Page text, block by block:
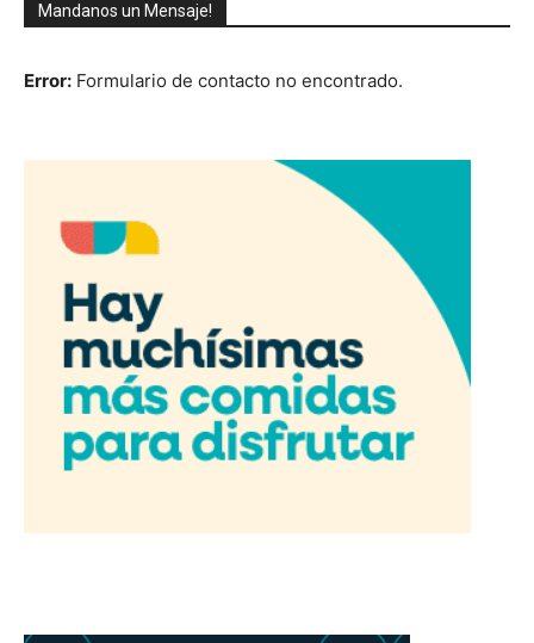
Mandanos un Mensaje!
Error: Formulario de contacto no encontrado.